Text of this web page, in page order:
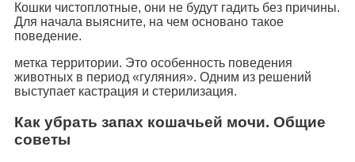
Кошки чистоплотные, они не будут гадить без причины.
Для начала выясните, на чем основано такое
поведение.
метка территории. Это особенность поведения
животных в период «гуляния». Одним из решений
выступает кастрация и стерилизация.
Как убрать запах кошачьей мочи. Общие
советы